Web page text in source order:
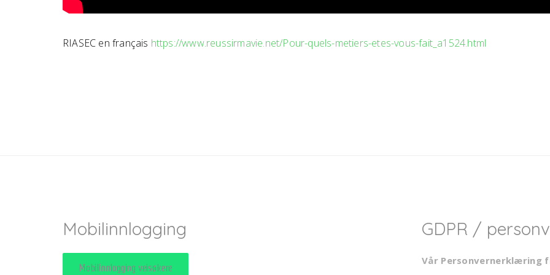
RIASEC en français https://www.reussirmavie.net/Pour-quels-metiers-etes-vous-fait_a1524.html
Mobilinnlogging
Mobilinnlogging veisøkere
GDPR /
Vår Personvernerklæring